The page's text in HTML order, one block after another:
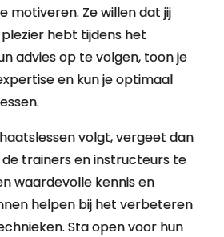
motiveren. Ze willen dat jij
hebt tijdens het
advies op te volgen, toon je
en kun je optimaal
volgt, vergeet dan
trainers en instructeurs te
waardevolle kennis en
helpen bij het verbeteren
Sta open voor hun